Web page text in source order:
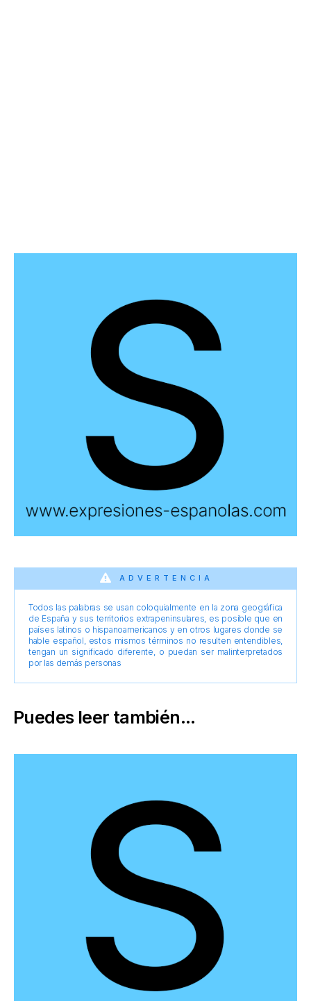
ADVERTENCIA
Todos las palabras se usan coloquialmente en la zona geográfica
de España y sus territorios extrapeninsulares, es posible que en
países latinos o hispanoamericanos y en otros lugares donde se
hable español, estos mismos términos no resulten entendibles,
tengan un significado diferente, o puedan ser malinterpretados
por las demás personas
Puedes leer también...